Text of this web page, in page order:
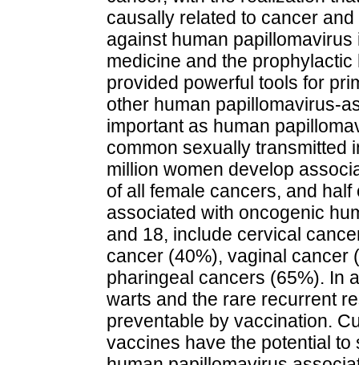
causally related to cancer
against human
medicine and the
provided powerful tools for
other human papillomavirus-
important as human
common sexually transmitted
million women develop
of all female cancers, and
associated with oncogenic
and 18, include cervical
cancer (40%), vaginal cancer
pharingeal cancers (65%). In
warts and the rare recurrent
preventable by vaccination.
vaccines have the potential